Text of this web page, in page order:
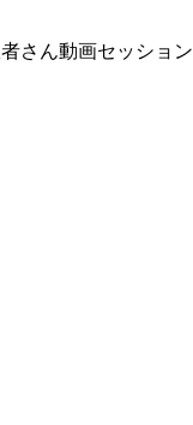
さん動画セッショ